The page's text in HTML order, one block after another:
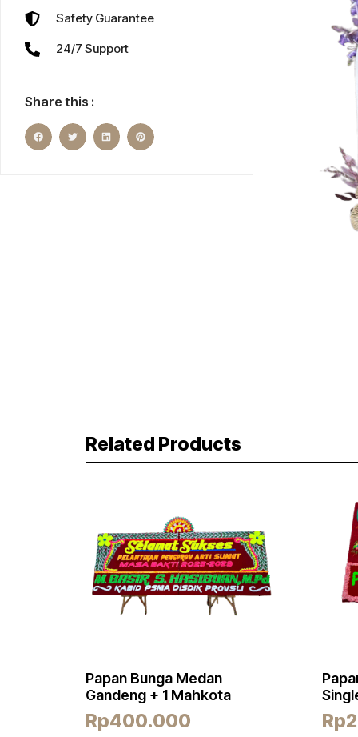
Safety Guarantee
24/7 Support
Share this :
Related Products
Papan Bunga Medan
Gandeng + 1 Mahkota
Rp400.000 Rp